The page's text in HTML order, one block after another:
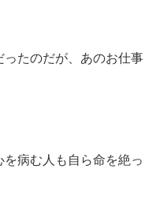
たのだが、あのお仕事
病む人も自ら命を絶っ